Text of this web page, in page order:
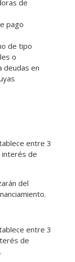
de
pago
de tipo
o
deudas en
entre 3
interés de
del
entre 3
de